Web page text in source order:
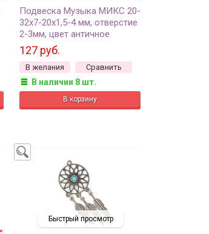
Подвеска Музыка МИКС 20-
32х7-20х1,5-4 мм, отверстие
2-3мм, цвет античное
серебро, сплав металлов,
22-310, 6шт
127 руб.
В желания Сравнить
В наличии 8 шт.
Быстрый просмотр